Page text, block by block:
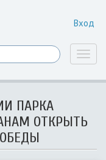
Вход
ПАРКА
ОТКРЫТЬ